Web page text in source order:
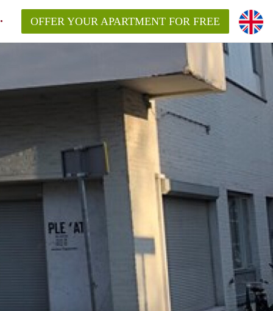
OFFER YOUR APARTMENT FOR FREE